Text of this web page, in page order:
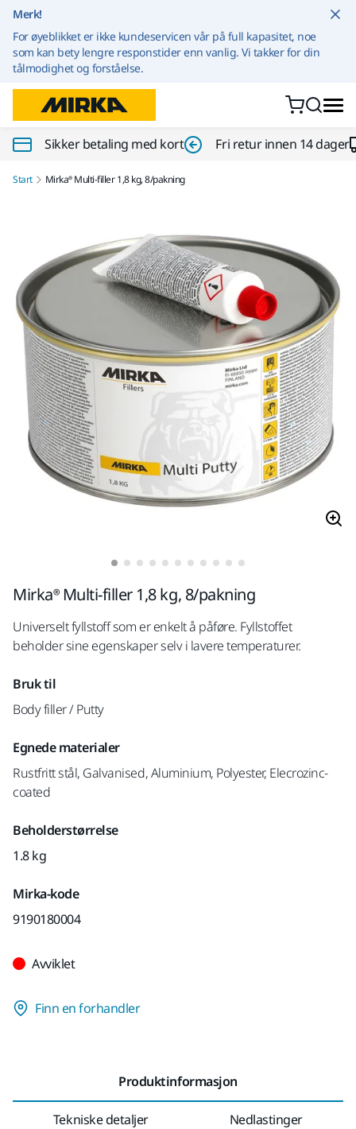
Merk!
For øyeblikket er ikke kundeservicen vår på full kapasitet, noe
som kan bety lengre responstider enn vanlig. Vi takker for din
tålmodighet og forståelse.
Sikker betaling med kort Fri retur innen 14 dager
Start Mirka® Multi-filler 1,8 kg, 8/pakning
Mirka® Multi-filler 1,8 kg, 8/pakning
Universelt fyllstoff som er enkelt å påføre. Fyllstoffet
beholder sine egenskaper selv i lavere temperaturer.
Bruk til
Body filler / Putty
Egnede materialer
Rustfritt stål, Galvanised, Aluminium, Polyester, Elecrozinc-
coated
Beholderstørrelse
1.8 kg
Mirka-kode
9190180004
Avviklet
Finn en forhandler
Produktinformasjon
Tekniske detaljer Nedlastinger